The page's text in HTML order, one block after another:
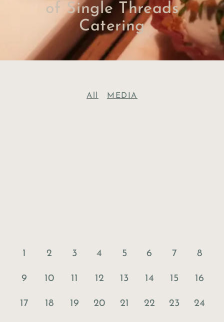
of Single Threads
Catering
All MEDIA
1 2 3 4 5 6 7 8
9 10 11 12 13 14 15 16
17 18 19 20 21 22 23 24